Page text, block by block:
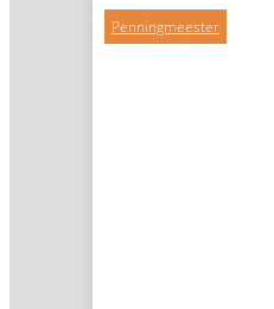
Penningmeester